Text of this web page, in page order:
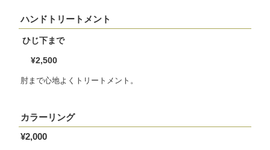
ハンドトリートメント
ひじ下まで
¥2,500
肘まで心地よくトリートメント。
カラーリング
¥2,000